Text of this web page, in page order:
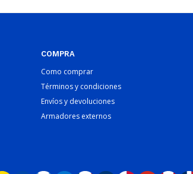
COMPRA
Como comprar
Términos y condiciones
Envíos y devoluciones
Armadores externos